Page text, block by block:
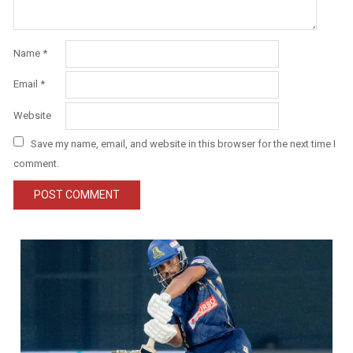
Name *
Email *
Website
Save my name, email, and website in this browser for the next time I
comment.